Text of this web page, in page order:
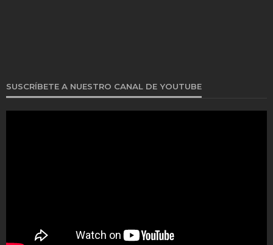
SUSCRÍBETE A NUESTRO CANAL DE YOUTUBE